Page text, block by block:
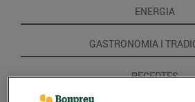
ENERGIA
GASTRONOMIA I
RECEPTES